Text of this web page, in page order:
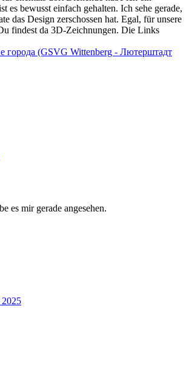
es bewusst einfach gehalten. Ich sehe gerade,
das Design zerschossen hat. Egal, für unsere
findest da 3D-Zeichnungen. Die Links
города (GSVG Wittenberg - Лютерштадт
es mir gerade angesehen.